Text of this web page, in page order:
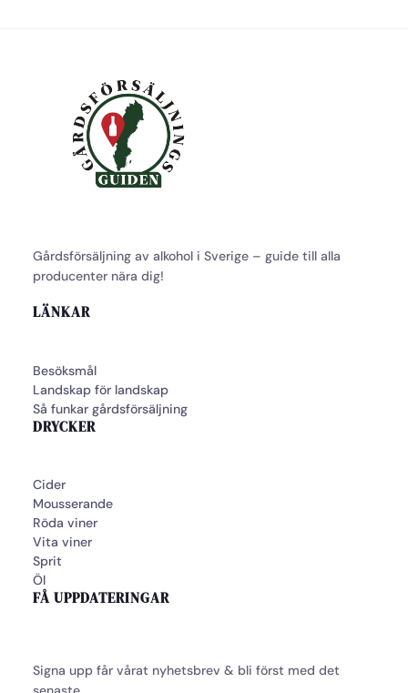
Gårdsförsäljning av alkohol i Sverige – guide till alla
producenter nära dig!
LÄNKAR
Besöksmål
Landskap för landskap
Så funkar gårdsförsäljning
DRYCKER
Cider
Mousserande
Röda viner
Vita viner
Sprit
Öl
FÅ UPPDATERINGAR
Signa upp får vårat nyhetsbrev & bli först med det